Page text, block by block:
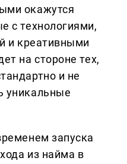
окажутся
с технологиями,
и креативными
на стороне тех,
и не
уникальные
запуска
из найма в